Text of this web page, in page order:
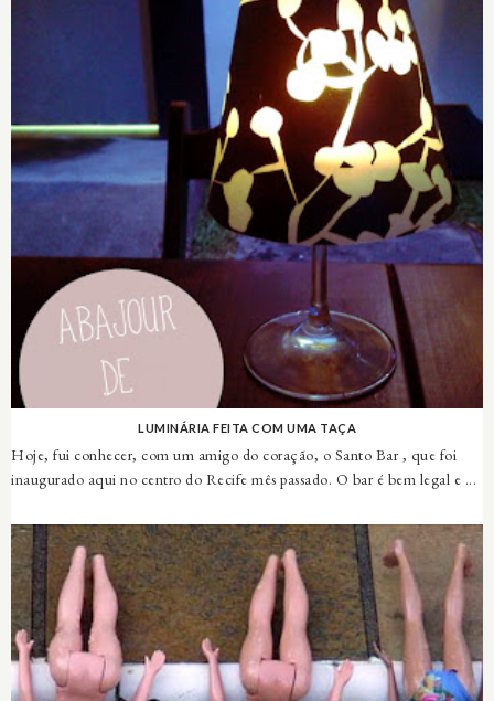
LUMINÁRIA FEITA COM UMA TAÇA
Hoje, fui conhecer, com um amigo do coração, o Santo Bar , que foi
inaugurado aqui no centro do Recife mês passado. O bar é bem legal e ...